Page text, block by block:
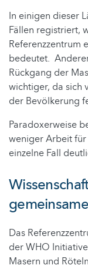
In einigen dieser
Fällen registriert,
Referenzzentrum
bedeutet.
Rückgang der
wichtiger, da sich
der Bevölkerung
Paradoxerweise
weniger Arbeit
einzelne Fall
Das
der WHO
Masern und